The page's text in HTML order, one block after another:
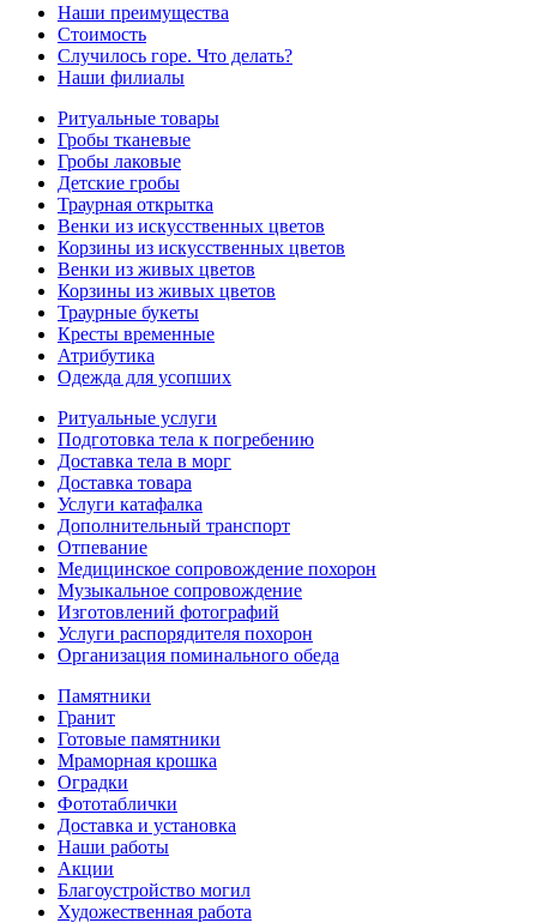
Наши преимущества
Стоимость
Случилось горе. Что делать?
Наши филиалы
Ритуальные товары
Гробы тканевые
Гробы лаковые
Детские гробы
Траурная открытка
Венки из искусственных цветов
Корзины из искусственных цветов
Венки из живых цветов
Корзины из живых цветов
Траурные букеты
Кресты временные
Атрибутика
Одежда для усопших
Ритуальные услуги
Подготовка тела к погребению
Доставка тела в морг
Доставка товара
Услуги катафалка
Дополнительный транспорт
Отпевание
Медицинское сопровождение похорон
Музыкальное сопровождение
Изготовлений фотографий
Услуги распорядителя похорон
Организация поминального обеда
Памятники
Гранит
Готовые памятники
Мраморная крошка
Оградки
Фототаблички
Доставка и установка
Наши работы
Акции
Благоустройство могил
Художественная работа